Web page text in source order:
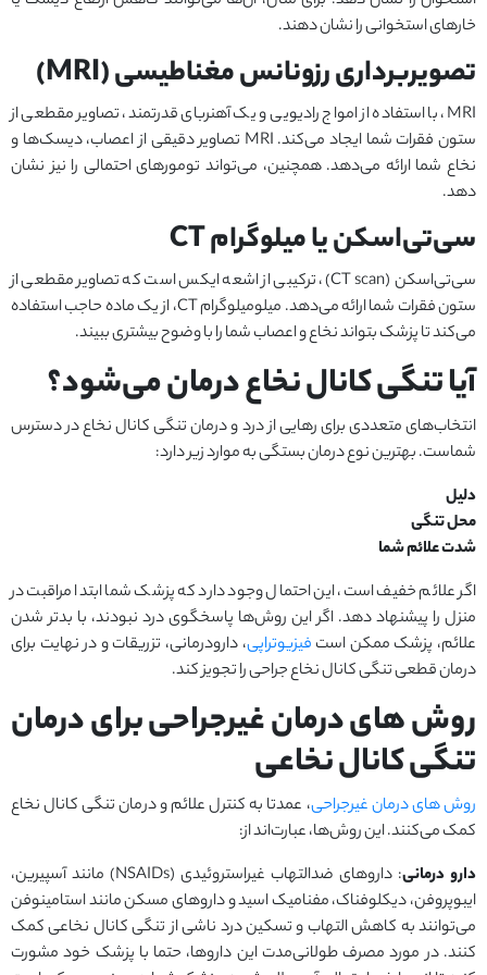
خارهای استخوانی را نشان دهند.
تصویربرداری رزونانس مغناطیسی (MRI)
MRI، با استفاده از امواج رادیویی و یک آهنربای قدرتمند، تصاویر مقطعی از
ستون فقرات شما ایجاد می‌کند. MRI تصاویر دقیقی از اعصاب، دیسک‌ها و
نخاع شما ارائه می‌دهد. همچنین، می‌تواند تومورهای احتمالی را نیز ‌نشان
دهد.
سی‌تی‌اسکن یا میلوگرام CT
سی‌تی‌اسکن (CT scan)، ترکیبی از اشعه ایکس است که تصاویر مقطعی از
ستون فقرات شما ارائه می‌دهد. میلومیلوگرام CT، از یک ماده حاجب استفاده
می‌کند تا پزشک بتواند نخاع و اعصاب شما را با وضوح بیشتری ببیند.
آیا تنگی کانال نخاع درمان می‌شود؟
انتخاب‌های متعددی برای رهایی از درد و درمان تنگی کانال نخاع در دسترس
شماست. بهترین نوع درمان بستگی به موارد زیر دارد:
دلیل
محل تنگی
شدت علائم شما
اگر علائم خفیف است، این احتمال وجود دارد که پزشک شما ابتدا مراقبت در
منزل را پیشنهاد دهد. اگر این روش‌ها پاسخگوی درد نبودند، با بدتر شدن
علائم، پزشک ممکن استفیزیوتراپی، دارودرمانی، تزریقات و در نهایت برای
درمان قطعی تنگی کانال نخاع جراحی را تجویز کند.
روش‌ های درمان غیرجراحی برای درمان
تنگی کانال نخاعی
روش های درمان‌ غیرجراحی، عمدتا به کنترل علائم و درمان تنگی کانال نخاع
کمک می‌کنند. این روش‌ها، عبارت‌اند از:
دارو درمانی
: داروهای ضدالتهاب غیراستروئیدی (NSAIDs) مانند آسپیرین،
ایبوپروفن، دیکلوفناک، مفنامیک اسید و داروهای مسکن مانند استامینوفن
می‌توانند به کاهش التهاب و تسکین درد ناشی از تنگی کانال نخاعی کمک
کنند. در مورد مصرف طولانی‌مدت این داروها، حتما با پزشک خود مشورت